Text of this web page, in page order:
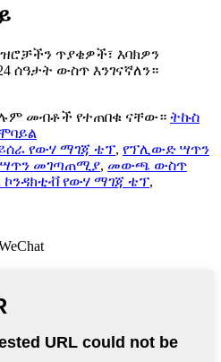
ጥያቄዎች፣ እባክዎን
ሰዓታት ውስጥ እንገናኛለን።
ሁሉም መብቶች የተጠበቁ ናቸው። ትኩስ
የውሃ ማገጃ ቴፕ, የፕሊውድ ሣጥን
ሣጥን መገጣጠሚያ, መውጫ ውስጥ
ኮንዳክቲቭ የውሃ ማገጃ ቴፕ,